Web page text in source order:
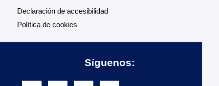
Declaración de accesibilidad
Política de cookies
Síguenos: